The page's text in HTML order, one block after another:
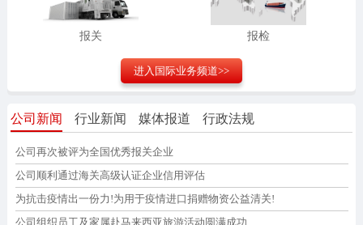
报关 报检
进入国际业务频道>>
公司新闻 行业新闻 媒体报道 行政法规
公司再次被评为全国优秀报关企业
公司顺利通过海关高级认证企业信用评估
为抗击疫情出一份力!为用于疫情进口捐赠物资公益清关!
公司组织员工及家属赴马来西亚旅游活动圆满成功